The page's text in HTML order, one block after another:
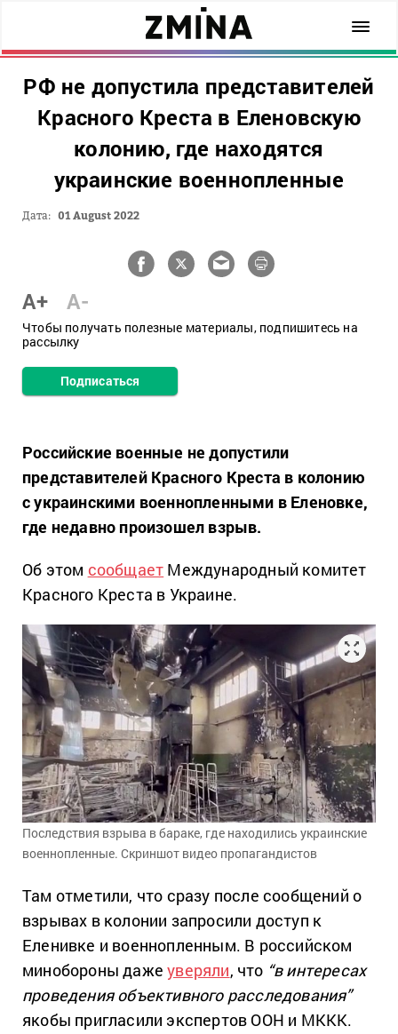
РФ не допустила представителей
Красного Креста в Еленовскую
колонию, где находятся
украинские военнопленные
Дата: 01 August 2022
A+ A-
Чтобы получать полезные материалы, подпишитесь на
рассылку
Подписаться
Российские военные не допустили
представителей Красного Креста в колонию
с украинскими военнопленными в Еленовке,
где недавно произошел взрыв.
Об этом сообщает Международный комитет
Красного Креста в Украине.
Последствия взрыва в бараке, где находились украинские
военнопленные. Скриншот видео пропагандистов
Там отметили, что сразу после сообщений о
взрывах в колонии запросили доступ к
Еленивке и военнопленным. В российском
минобороны дажеуверяли, что “в интересах
проведения объективного расследования”
якобы пригласили экспертов ООН и МККК.